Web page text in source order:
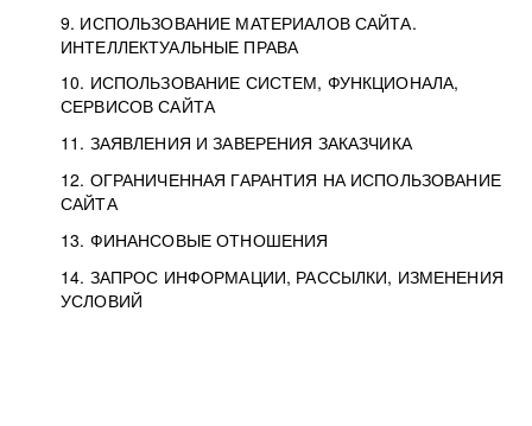
9. ИСПОЛЬЗОВАНИЕ МАТЕРИАЛОВ САЙТА.
ИНТЕЛЛЕКТУАЛЬНЫЕ ПРАВА
10. ИСПОЛЬЗОВАНИЕ СИСТЕМ, ФУНКЦИОНАЛА,
СЕРВИСОВ САЙТА
11. ЗАЯВЛЕНИЯ И ЗАВЕРЕНИЯ ЗАКАЗЧИКА
12. ОГРАНИЧЕННАЯ ГАРАНТИЯ НА ИСПОЛЬЗОВАНИЕ
САЙТА
13. ФИНАНСОВЫЕ ОТНОШЕНИЯ
14. ЗАПРОС ИНФОРМАЦИИ, РАССЫЛКИ, ИЗМЕНЕНИЯ
УСЛОВИЙ